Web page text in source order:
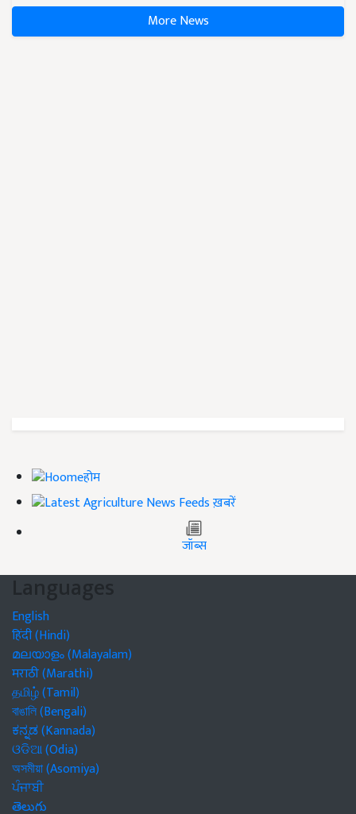
More News
होम
ख़बरें
जॉब्स
Languages
English
हिंदी (Hindi)
മലയാളം (Malayalam)
मराठी (Marathi)
தமிழ் (Tamil)
বাঙালি (Bengali)
ಕನ್ನಡ (Kannada)
ଓଡିଆ (Odia)
অসমীয়া (Asomiya)
ਪੰਜਾਬੀ
తెలుగు